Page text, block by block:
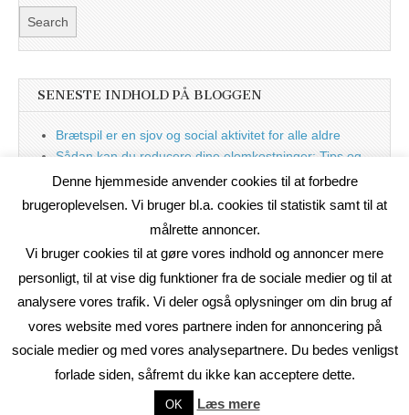
SENESTE INDHOLD PÅ BLOGGEN
Brætspil er en sjov og social aktivitet for alle aldre
Sådan kan du reducere dine elomkostninger: Tips og
tricks til at spare på elprisen
Nu med blog
On2Net Link Katalog
The Magazine Basic Theme bybavotasan.com
Denne hjemmeside anvender cookies til at forbedre
brugeroplevelsen. Vi bruger bl.a. cookies til statistik samt til at
målrette annoncer.
Vi bruger cookies til at gøre vores indhold og annoncer mere
personligt, til at vise dig funktioner fra de sociale medier og til at
analysere vores trafik. Vi deler også oplysninger om din brug af
vores website med vores partnere inden for annoncering på
sociale medier og med vores analysepartnere. Du bedes venligst
forlade siden, såfremt du ikke kan acceptere dette.
OK Læs mere